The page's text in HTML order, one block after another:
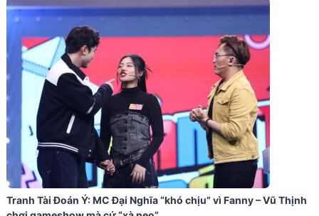
Tranh Tài Đoán Ý: MC Đại Nghĩa “khó chịu” vì Fanny – Vũ Thịnh